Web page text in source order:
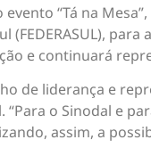
“Tá na
e continuará
de liderança e
o Sinodal e
assim, a